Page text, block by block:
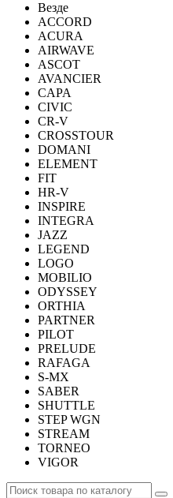
Везде
ACCORD
ACURA
AIRWAVE
ASCOT
AVANCIER
CAPA
CIVIC
CR-V
CROSSTOUR
DOMANI
ELEMENT
FIT
HR-V
INSPIRE
INTEGRA
JAZZ
LEGEND
LOGO
MOBILIO
ODYSSEY
ORTHIA
PARTNER
PILOT
PRELUDE
RAFAGA
S-MX
SABER
SHUTTLE
STEP WGN
STREAM
TORNEO
VIGOR